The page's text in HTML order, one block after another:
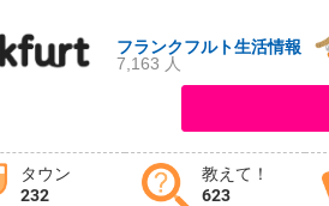
フランクフルト生活情報
7,163 人
タウン
232
教えて！
623